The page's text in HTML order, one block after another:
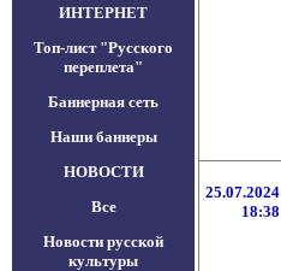
ИНТЕРНЕТ
Топ-лист "Русского
переплета"
Баннерная сеть
Наши баннеры
НОВОСТИ
Все
Новости русской
культуры
25.07.2024
18:38